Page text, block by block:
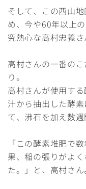
そして、この西山
め、今や60年以上
究熱心な高村忠義さ
高村さんの一番の
り。
高村さんが使用す
汁から抽出した酵
て、沸石を加え数
「この酵素堆肥で
果、稲の張りがよ
た。」と、高村さん